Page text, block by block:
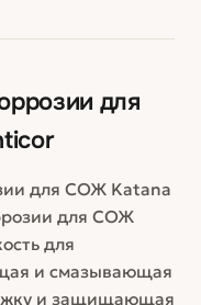
для
для СОЖ Katana
для СОЖ
для
и смазывающая
и защищающая